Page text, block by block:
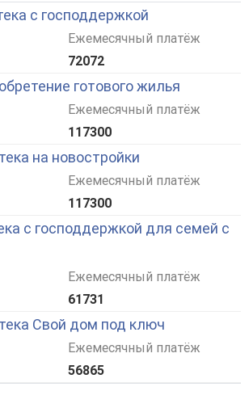
с господдержкой
Ежемесячный платёж
72072
готового жилья
Ежемесячный платёж
117300
на новостройки
Ежемесячный платёж
117300
с господдержкой для семей с
Ежемесячный платёж
61731
Свой дом под ключ
Ежемесячный платёж
56865